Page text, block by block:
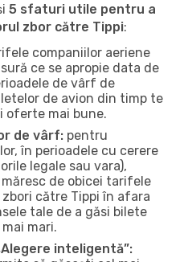
5 sfaturi utile pentru a
zbor către Tippi:
companiilor aeriene
ce se apropie data de
de vârf de
de avion din timp te
oferte mai bune.
de vârf: pentru
în perioadele cu cerere
legale sau vara),
de obicei tarifele
zbori către Tippi în afara
tale de a găsi bilete
mari.
inteligentă”: